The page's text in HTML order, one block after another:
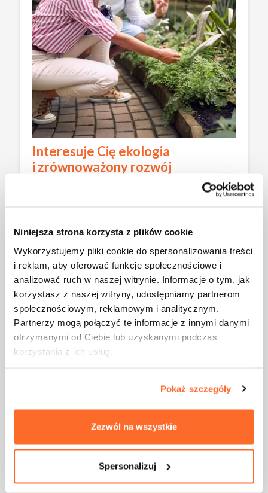
Niniejsza strona korzysta z plików cookie
Wykorzystujemy pliki cookie do spersonalizowania treści
i reklam, aby oferować funkcje społecznościowe i
analizować ruch w naszej witrynie. Informacje o tym, jak
korzystasz z naszej witryny, udostępniamy partnerom
społecznościowym, reklamowym i analitycznym.
Partnerzy mogą połączyć te informacje z innymi danymi
otrzymanymi od Ciebie lub uzyskanymi podczas
korzystania z ich usług.
Pokaż szczegóły
Zezwól na wszystkie
Spersonalizuj
Interesuje Cię ekologia
i zrównoważony rozwój
Jeśli pasjonuje Cię tworzenie rozwiązań, które
przestrzeni ekologicznych, takich jak zielone dachy,
ogrody deszczowe czy systemy retencji wód
deszczowych. Dzięki tej wiedzy będziesz mógł/a
aktywnie uczestniczyć w tworzeniu przestrzeni
przyjaznych zarówno dla ludzi, jak i dla natury.